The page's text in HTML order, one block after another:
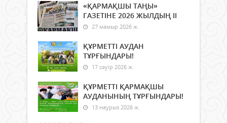
«ҚАРМАҚШЫ ТАҢЫ»
ГАЗЕТІНЕ 2026 ЖЫЛДЫҢ ІI
27 мамыр 2026 ж.
ҚҰРМЕТТІ АУДАН
ТҰРҒЫНДАРЫ!
17 сәуір 2026 ж.
ҚҰРМЕТТІ ҚАРМАҚШЫ
АУДАНЫНЫҢ ТҰРҒЫНДАРЫ!
13 наурыз 2026 ж.